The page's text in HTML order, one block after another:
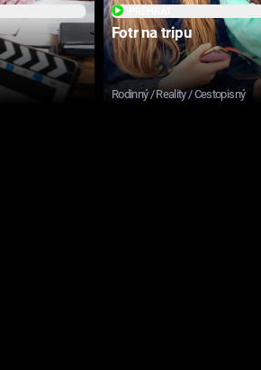
Fotr na tripu
Rodinný / Reality / Cestopisný